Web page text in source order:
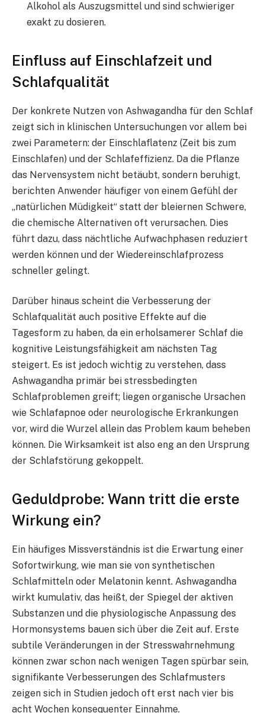
Alkohol als Auszugsmittel und sind schwieriger
exakt zu dosieren.
Einfluss auf Einschlafzeit und
Schlafqualität
Der konkrete Nutzen von Ashwagandha für den Schlaf
zeigt sich in klinischen Untersuchungen vor allem bei
zwei Parametern: der Einschlaflatenz (Zeit bis zum
Einschlafen) und der Schlafeffizienz. Da die Pflanze
das Nervensystem nicht betäubt, sondern beruhigt,
berichten Anwender häufiger von einem Gefühl der
„natürlichen Müdigkeit“ statt der bleiernen Schwere,
die chemische Alternativen oft verursachen. Dies
führt dazu, dass nächtliche Aufwachphasen reduziert
werden können und der Wiedereinschlafprozess
schneller gelingt.
Darüber hinaus scheint die Verbesserung der
Schlafqualität auch positive Effekte auf die
Tagesform zu haben, da ein erholsamerer Schlaf die
kognitive Leistungsfähigkeit am nächsten Tag
steigert. Es ist jedoch wichtig zu verstehen, dass
Ashwagandha primär bei stressbedingten
Schlafproblemen greift; liegen organische Ursachen
wie Schlafapnoe oder neurologische Erkrankungen
vor, wird die Wurzel allein das Problem kaum beheben
können. Die Wirksamkeit ist also eng an den Ursprung
der Schlafstörung gekoppelt.
Geduldprobe: Wann tritt die erste
Wirkung ein?
Ein häufiges Missverständnis ist die Erwartung einer
Sofortwirkung, wie man sie von synthetischen
Schlafmitteln oder Melatonin kennt. Ashwagandha
wirkt kumulativ, das heißt, der Spiegel der aktiven
Substanzen und die physiologische Anpassung des
Hormonsystems bauen sich über die Zeit auf. Erste
subtile Veränderungen in der Stresswahrnehmung
können zwar schon nach wenigen Tagen spürbar sein,
signifikante Verbesserungen des Schlafmusters
zeigen sich in Studien jedoch oft erst nach vier bis
acht Wochen konsequenter Einnahme.